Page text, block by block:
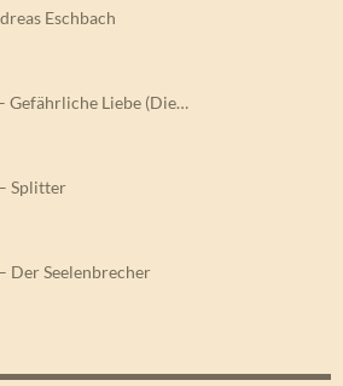
Eschbach
Gefährliche Liebe (Die…
Splitter
Der Seelenbrecher